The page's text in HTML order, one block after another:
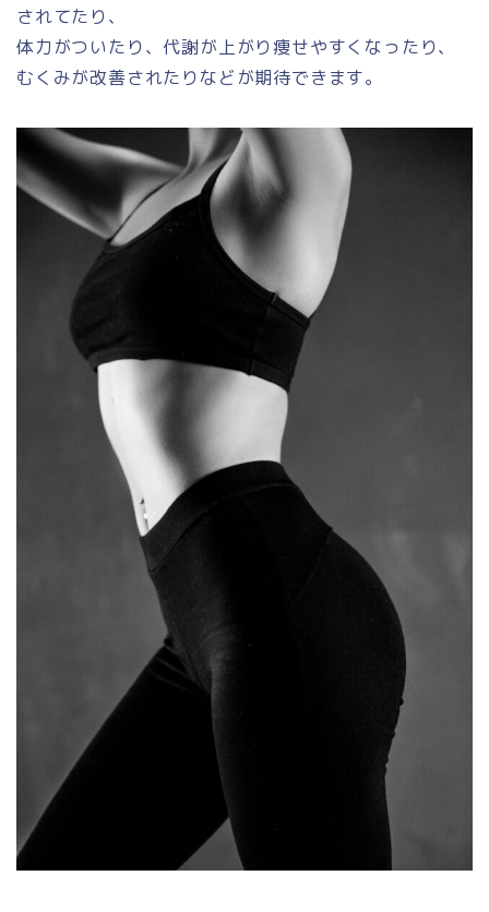
されてたり、
体力がついたり、代謝が上がり痩せやすくなったり、
むくみが改善されたりなどが期待できます。